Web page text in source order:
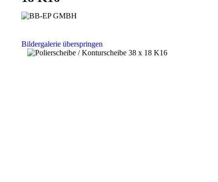
Bildergalerie überspringen